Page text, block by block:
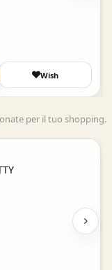
Wish
per il tuo shopping.